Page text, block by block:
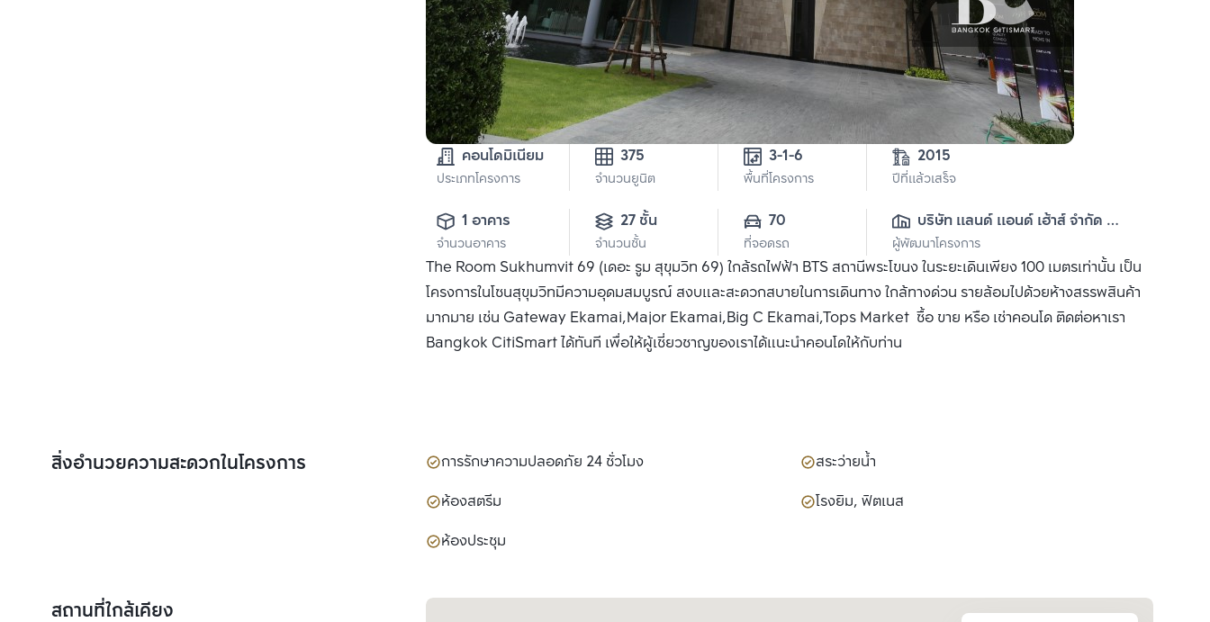
คอนโดมิเนียม
ประเภทโครงการ
375
จำนวนยูนิต
3-1-6
พื้นที่โครงการ
2015
ปีที่แล้วเสร็จ
1 อาคาร
จำนวนอาคาร
27 ชั้น
จำนวนชั้น
70
ที่จอดรถ
บริษัท แลนด์ แอนด์ เฮ้าส์ จำกัด
(มหาชน)
ผู้พัฒนาโครงการ
The Room Sukhumvit 69 (เดอะ รูม สุขุมวิท 69) ใกล้รถไฟฟ้า BTS สถานีพระโขนง ในระยะเดินเพียง 100 เมตรเท่านั้น เป็น
โครงการในโซนสุขุมวิทมีความอุดมสมบูรณ์ สงบและสะดวกสบายในการเดินทาง ใกล้ทางด่วน รายล้อมไปด้วยห้างสรรพสินค้า
มากมาย เช่น Gateway Ekamai,Major Ekamai,Big C Ekamai,Tops Market ซื้อ ขาย หรือ เช่าคอนโด ติดต่อหาเรา
Bangkok CitiSmart ได้ทันที เพื่อให้ผู้เชี่ยวชาญของเราได้แนะนำคอนโดให้กับท่าน
สิ่งอำนวยความสะดวกในโครงการ การรักษาความปลอดภัย 24 ชั่วโมง
สระว่ายน้ำ
ห้องสตรีม
โรงยิม, ฟิตเนส
ห้องประชุม
สถานที่ใกล้เคียง